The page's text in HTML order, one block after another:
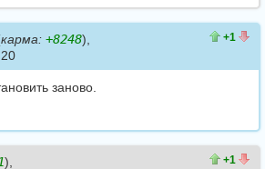
+1
карма: +8248),
заново.
+1
),